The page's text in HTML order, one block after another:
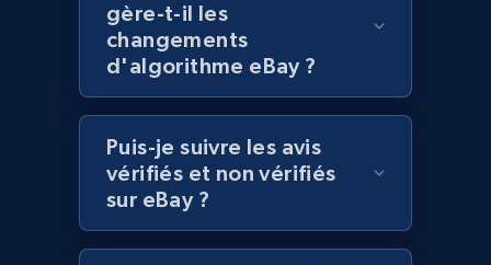
specified keywords
URL, Domain, Marketplace pn, Sku, Other pn,
Model number, Gtin ean pn, Product name, and
991+ 162+ Commencer
gère-t-il les
changements
d'algorithme eBay ?
Puis-je suivre les avis
vérifiés et non vérifiés
sur eBay ?